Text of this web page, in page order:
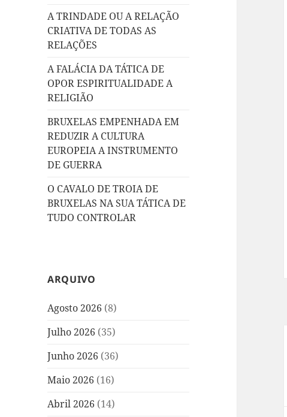
A TRINDADE OU A RELAÇÃO
CRIATIVA DE TODAS AS
RELAÇÕES
A FALÁCIA DA TÁTICA DE
OPOR ESPIRITUALIDADE A
RELIGIÃO
BRUXELAS EMPENHADA EM
REDUZIR A CULTURA
EUROPEIA A INSTRUMENTO
DE GUERRA
O CAVALO DE TROIA DE
BRUXELAS NA SUA TÁTICA DE
TUDO CONTROLAR
ARQUIVO
Agosto 2026 (8)
Julho 2026 (35)
Junho 2026 (36)
Maio 2026 (16)
Abril 2026 (14)